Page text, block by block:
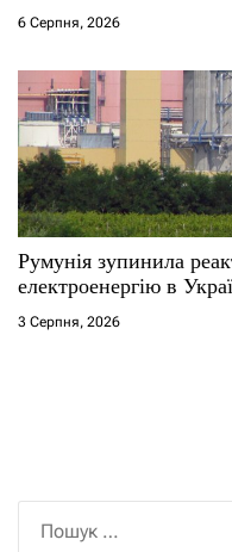
6 Серпня, 2026
Румунія зупинила
електроенергію в
3 Серпня, 2026